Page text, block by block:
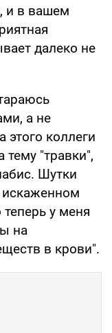
и в вашем
далеко не
а не
этого коллеги
тему "травки",
Шутки
искаженном
у меня
на
в крови".